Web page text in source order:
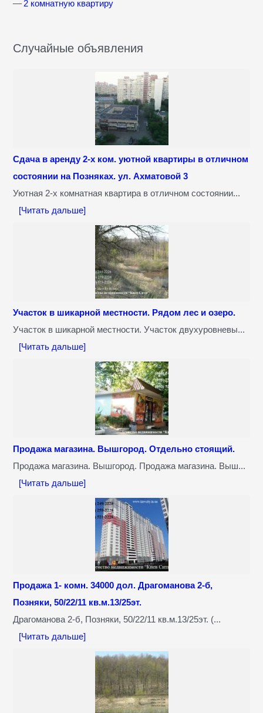
2 комнатную квартиру
Случайные объявления
Сдача в аренду 2-х ком. уютной квартиры в отличном
состоянии на Позняках. ул. Ахматовой 3
Уютная 2-х комнатная квартира в отличном состоянии...
[Читать дальше]
Участок в шикарной местности. Рядом лес и озеро.
Участок в шикарной местности. Участок двухуровневы...
[Читать дальше]
Продажа магазина. Вышгород. Отдельно стоящий.
Продажа магазина. Вышгород. Продажа магазина. Выш...
[Читать дальше]
Продажа 1- комн. 34000 дол. Драгоманова 2-б,
Позняки, 50/22/11 кв.м.13/25эт.
Драгоманова 2-б, Позняки, 50/22/11 кв.м.13/25эт. (...
[Читать дальше]